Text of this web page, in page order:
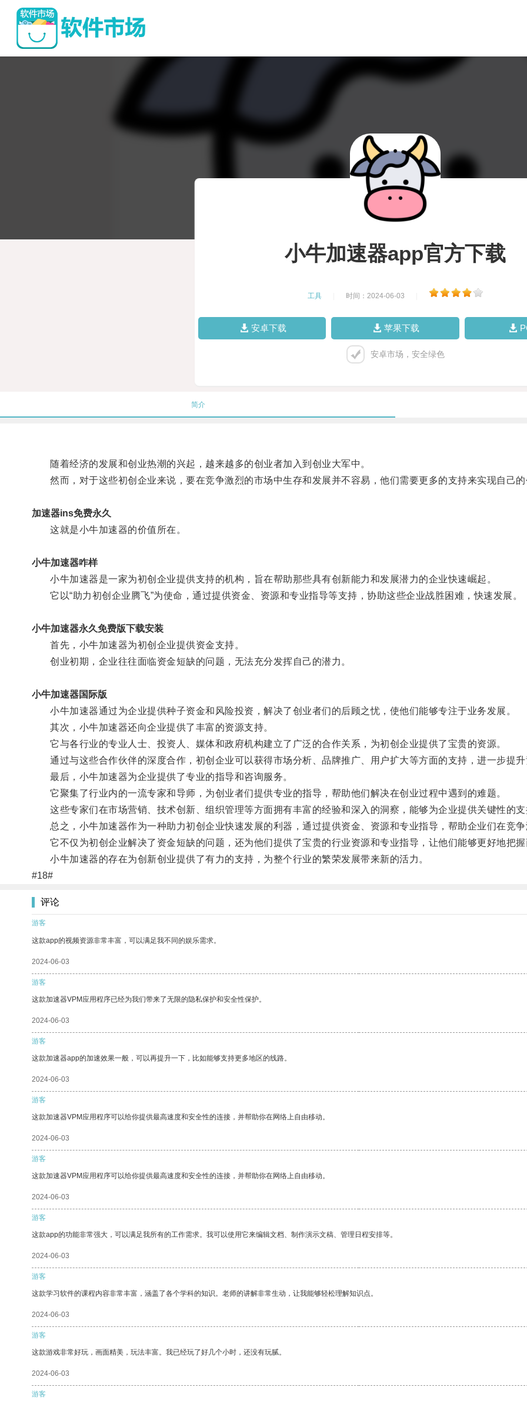
小牛加速器app官方下载
工具 时间：2024-06-03
安卓下载 苹果下载
安卓市场，安全绿色
简介
随着经济的发展和创业热潮的兴起，越来越多的创业者加入到创业大军中。
然而，对于这些初创企业来说，要在竞争激烈的市场中生存和发展并不容易，他们需要更多的支持来实现自己
加速器ins免费永久
这就是小牛加速器的价值所在。
小牛加速器咋样
小牛加速器是一家为初创企业提供支持的机构，旨在帮助那些具有创新能力和发展潜力的企业快速崛起。
它以“助力初创企业腾飞”为使命，通过提供资金、资源和专业指导等支持，协助这些企业战胜困难，快速发展。
小牛加速器永久免费版下载安装
首先，小牛加速器为初创企业提供资金支持。
创业初期，企业往往面临资金短缺的问题，无法充分发挥自己的潜力。
小牛加速器国际版
小牛加速器通过为企业提供种子资金和风险投资，解决了创业者们的后顾之忧，使他们能够专注于业务发展。
其次，小牛加速器还向企业提供了丰富的资源支持。
它与各行业的专业人士、投资人、媒体和政府机构建立了广泛的合作关系，为初创企业提供了宝贵的资源。
通过与这些合作伙伴的深度合作，初创企业可以获得市场分析、品牌推广、用户扩大等方面的支持，进一步提
最后，小牛加速器为企业提供了专业的指导和咨询服务。
它聚集了行业内的一流专家和导师，为创业者们提供专业的指导，帮助他们解决在创业过程中遇到的难题。
这些专家们在市场营销、技术创新、组织管理等方面拥有丰富的经验和深入的洞察，能够为企业提供关键性的
总之，小牛加速器作为一种助力初创企业快速发展的利器，通过提供资金、资源和专业指导，帮助企业们在竞
它不仅为初创企业解决了资金短缺的问题，还为他们提供了宝贵的行业资源和专业指导，让他们能够更好地把
小牛加速器的存在为创新创业提供了有力的支持，为整个行业的繁荣发展带来新的活力。
#18#
评论
游客
这款app的视频资源非常丰富，可以满足我不同的娱乐需求。
2024-06-03
游客
这款加速器VPM应用程序已经为我们带来了无限的隐私保护和安全性保护。
2024-06-03
游客
这款加速器app的加速效果一般，可以再提升一下，比如能够支持更多地区的线路。
2024-06-03
游客
这款加速器VPM应用程序可以给你提供最高速度和安全性的连接，并帮助你在网络上自由移动。
2024-06-03
游客
这款加速器VPM应用程序可以给你提供最高速度和安全性的连接，并帮助你在网络上自由移动。
2024-06-03
游客
这款app的功能非常强大，可以满足我所有的工作需求。我可以使用它来编辑文档、制作演示文稿、管理日程安排等。
2024-06-03
游客
这款学习软件的课程内容非常丰富，涵盖了各个学科的知识。老师的讲解非常生动，让我能够轻松理解知识点。
2024-06-03
游客
这款游戏非常好玩，画面精美，玩法丰富。我已经玩了好几个小时，还没有玩腻。
2024-06-03
游客